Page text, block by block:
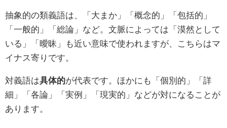
抽象的の類義語は、「大まか」「概念的」「包括的」
「一般的」「総論」など。文脈によっては「漠然として
いる」「曖昧」も近い意味で使われますが、こちらはマ
イナス寄りです。
対義語は具体的が代表です。ほかにも「個別的」「詳
細」「各論」「実例」「現実的」などが対になることが
あります。